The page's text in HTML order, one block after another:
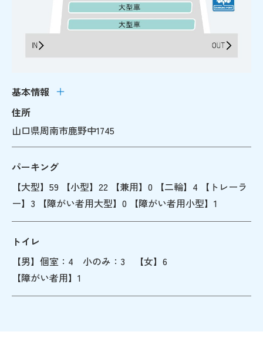
基本情報
住所
山口県周南市鹿野中1745
パーキング
【大型】59 【小型】22 【兼用】0 【二輪】4 【トレーラ
ー】3 【障がい者用大型】0 【障がい者用小型】1
トイレ
【男】個室：4 小のみ：3 【女】6
【障がい者用】1